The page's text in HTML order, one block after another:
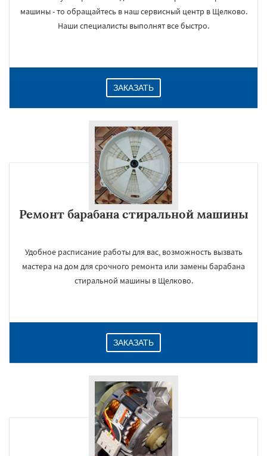
машины - то обращайтесь в наш сервисный центр в Щелково.
Наши специалисты выполнят все быстро.
ЗАКАЗАТЬ
Ремонт барабана стиральной машины
Удобное расписание работы для вас, возможность вызвать
мастера на дом для срочного ремонта или замены барабана
стиральной машины в Щелково.
ЗАКАЗАТЬ